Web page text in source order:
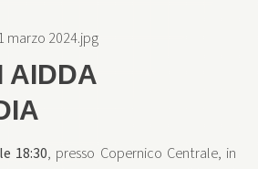
AIDDA
18:30, presso Copernico Centrale, in